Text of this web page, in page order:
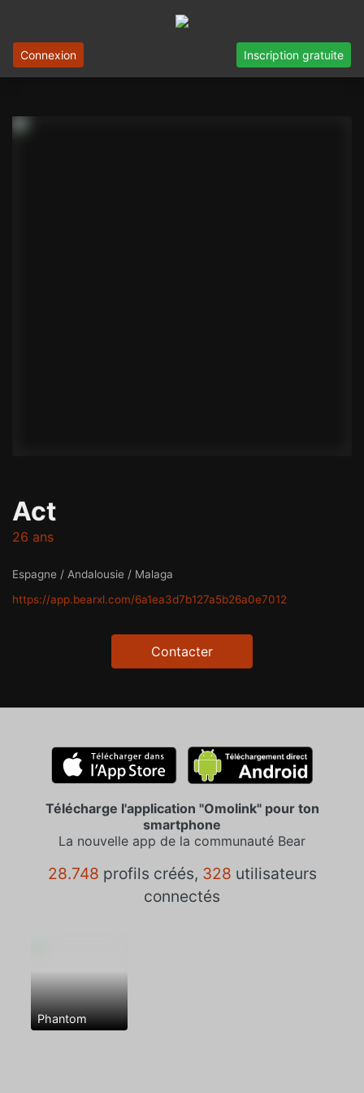
Connexion Inscription gratuite
Act
26 ans
Espagne / Andalousie / Malaga
https://app.bearxl.com/6a1ea3d7b127a5b26a0e7012
Contacter
Télécharge l'application "Omolink" pour ton
smartphone
La nouvelle app de la communauté Bear
28.748 profils créés, 328 utilisateurs
connectés
Phantom